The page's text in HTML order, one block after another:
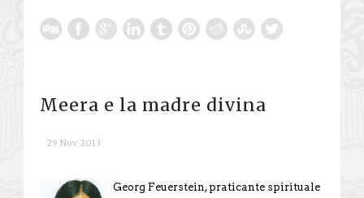
Meera e la madre divina
29 Nov 2013
Georg Feuerstein, praticante spirituale